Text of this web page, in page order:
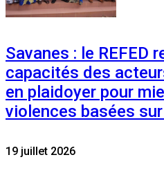
Savanes : le REFED
capacités des
en plaidoyer pour
violences basées
19 juillet 2026